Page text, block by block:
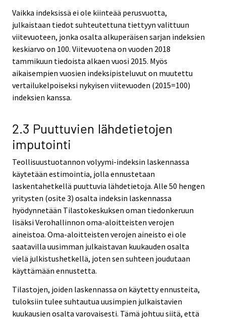
Vaikka indeksissä ei ole kiinteää perusvuotta,
julkaistaan tiedot suhteutettuna tiettyyn valittuun
viitevuoteen, jonka osalta alkuperäisen sarjan indeksien
keskiarvo on 100. Viitevuotena on vuoden 2018
tammikuun tiedoista alkaen vuosi 2015. Myös
aikaisempien vuosien indeksipisteluvut on muutettu
vertailukelpoiseksi nykyisen viitevuoden (2015=100)
indeksien kanssa.
2.3 Puuttuvien lähdetietojen
imputointi
Teollisuustuotannon volyymi-indeksin laskennassa
käytetään estimointia, jolla ennustetaan
laskentahetkellä puuttuvia lähdetietoja. Alle 50 hengen
yritysten (osite 3) osalta indeksin laskennassa
hyödynnetään Tilastokeskuksen oman tiedonkeruun
lisäksi Verohallinnon oma-aloitteisten verojen
aineistoa. Oma-aloitteisten verojen aineisto ei ole
saatavilla uusimman julkaistavan kuukauden osalta
vielä julkistushetkellä, joten sen suhteen joudutaan
käyttämään ennustetta.
Tilastojen, joiden laskennassa on käytetty ennusteita,
tuloksiin tulee suhtautua uusimpien julkaistavien
kuukausien osalta varovaisesti. Tämä johtuu siitä, että